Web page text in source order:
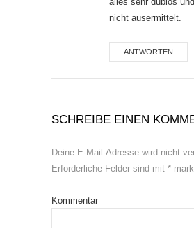
nicht ausermittelt.
ANTWORTEN
SCHREIBE EINEN
Deine E-Mail-Adresse wird nicht
Erforderliche Felder sind mit *
Kommentar